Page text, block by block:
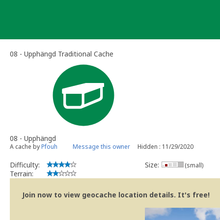
08 - Upphängd Traditional Cache
08 - Upphängd
A cache byPfouh Message this owner Hidden : 11/29/2020
Difficulty:
Terrain:
Size: (small)
Join now to view geocache location details. It's free!